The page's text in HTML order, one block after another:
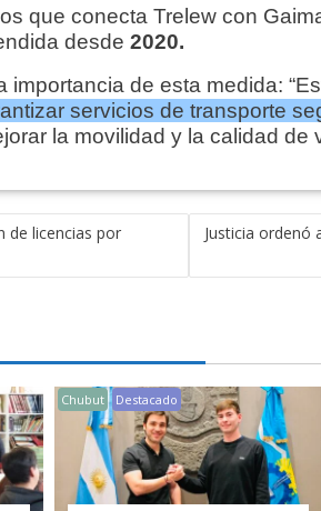
que conecta Trelew con
desde 2020.
importancia de esta medida:
servicios de transporte
la movilidad y la calidad de
de licencias por
Justicia ordenó
Chubut Destacado